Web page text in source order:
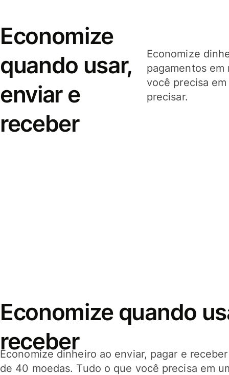
Economize
quando usar,
enviar e
receber
Economize
pagamentos
você precisa
precisar.
Economize quando
receber
Economize dinheiro ao enviar, pagar e
de 40 moedas. Tudo o que você precisa em